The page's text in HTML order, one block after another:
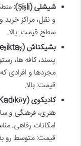
شیشلی (Şişli):
و نقل، مراکز خرید
سطح قیمت: بالا.
بشیکتاش (Beşiktaş):
پسند، کافه ها،
مجردها و افرادی
قیمت: بالا.
کادیکوی (Kadıköy):
هنری، فرهنگی و
امکانات رفاهی.
قیمت: متوسط رو به